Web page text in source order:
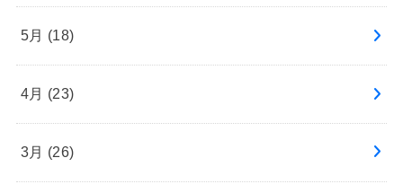
5月 (18)
4月 (23)
3月 (26)